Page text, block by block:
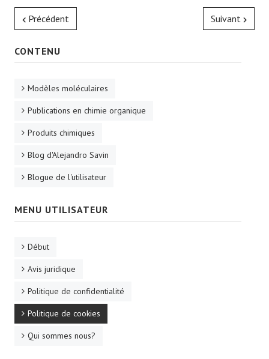
Précédent Suivant
CONTENU
Modèles moléculaires
Publications en chimie organique
Produits chimiques
Blog d'Alejandro Savin
Blogue de l'utilisateur
MENU UTILISATEUR
Début
Avis juridique
Politique de confidentialité
Politique de cookies
Qui sommes nous?